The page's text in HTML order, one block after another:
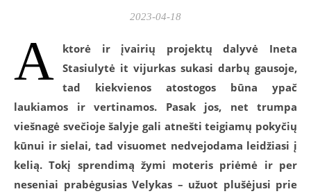
2023-04-18
A
ktorė ir įvairių projektų dalyvė Ineta
Stasiulytė it vijurkas sukasi darbų gausoje,
tad kiekvienos atostogos būna ypač
laukiamos ir vertinamos. Pasak jos, net trumpa
viešnagė svečioje šalyje gali atnešti teigiamų pokyčių
kūnui ir sielai, tad visuomet nedvejodama leidžiasi į
kelią. Tokį sprendimą žymi moteris priėmė ir per
neseniai prabėgusias Velykas – užuot plušėjusi prie